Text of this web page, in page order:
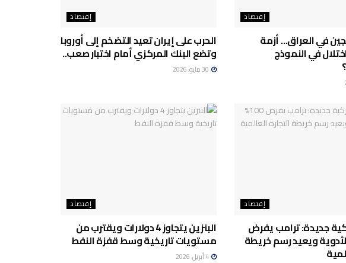
إقتصاد
في العراق… أزمة
في النموذج
إقتصاد
الحرب على إيران تعيد التضخم إلى أوروبا
وتضع البنك المركزي أمام اختبار صعب..
إقتصاد
جديدة: ترامب يفرض
الأدوية ويعيد رسم خريطة
إقتصاد
البنزين يتجاوز 4 دولارات ويقترب من
مستويات تاريخية وسط قفزة النفط
4 أبريل، 2026